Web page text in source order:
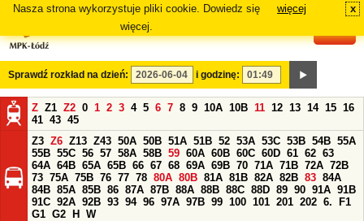
Nasza strona wykorzystuje pliki cookie. Dowiedz się
więcej.
więcej x
Sprawdź rozkład na dzień: i godzinę:
Z Z1 Z2 0 1 2 3 4 5 6 7 8 9 10A 10B 11 12 13 14 15 16
41 43 45
Z3 Z6 Z13 Z43 50A 50B 51A 51B 52 53A 53C 53B 54B 55A
55B 55C 56 57 58A 58B 59 60A 60B 60C 60D 61 62 63
64A 64B 65A 65B 66 67 68 69A 69B 70 71A 71B 72A 72B
73 75A 75B 76 77 78 80A 80B 81A 81B 82A 82B 83 84A
84B 85A 85B 86 87A 87B 88A 88B 88C 88D 89 90 91A 91B
91C 92A 92B 93 94 96 97A 97B 99 100 101 201 202 6.
F1
G1 G2 H
W